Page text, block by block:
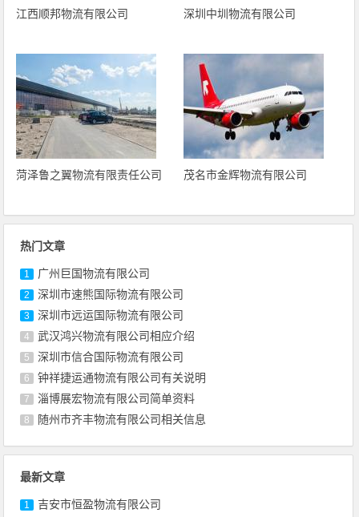
江西顺邦物流有限公司 深圳中圳物流有限公司
菏泽鲁之翼物流有限责任公司 茂名市金辉物流有限公司
热门文章
1 广州巨国物流有限公司
2 深圳市速熊国际物流有限公司
3 深圳市远运国际物流有限公司
4 武汉鸿兴物流有限公司相应介绍
5 深圳市信合国际物流有限公司
6 钟祥捷运通物流有限公司有关说明
7 淄博展宏物流有限公司简单资料
8 随州市齐丰物流有限公司相关信息
最新文章
1 吉安市恒盈物流有限公司